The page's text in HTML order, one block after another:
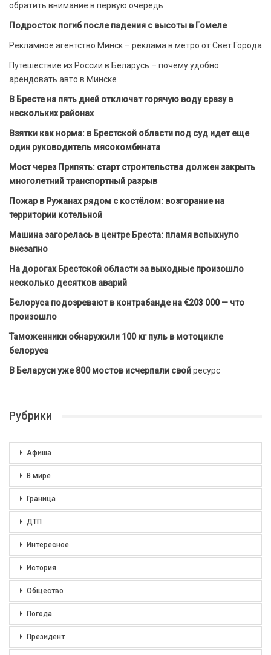
обратить внимание в первую очередь
Подросток погиб после падения с высоты в Гомеле
Рекламное агентство Минск – реклама в метро от Свет Города
Путешествие из России в Беларусь – почему удобно
арендовать авто в Минске
В Бресте на пять дней отключат горячую воду сразу в
нескольких районах
Взятки как норма: в Брестской области под суд идет еще
один руководитель мясокомбината
Мост через Припять: старт строительства должен закрыть
многолетний транспортный разрыв
Пожар в Ружанах рядом с костёлом: возгорание на
территории котельной
Машина загорелась в центре Бреста: пламя вспыхнуло
внезапно
На дорогах Брестской области за выходные произошло
несколько десятков аварий
Белоруса подозревают в контрабанде на €203 000 — что
произошло
Таможенники обнаружили 100 кг пуль в мотоцикле
белоруса
В Беларуси уже 800 мостов исчерпали свойресурс
Рубрики
Афиша
В мире
Граница
ДТП
Интересное
История
Общество
Погода
Президент